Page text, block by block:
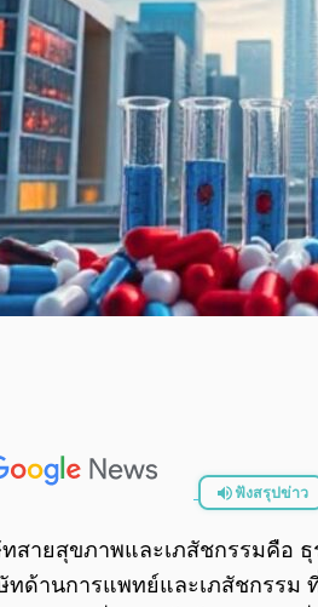
ฟังสรุปข่าว
สายสุขภาพและเภสัชกรรมคือ
ทด้านการแพทย์และเภสัชกรรม